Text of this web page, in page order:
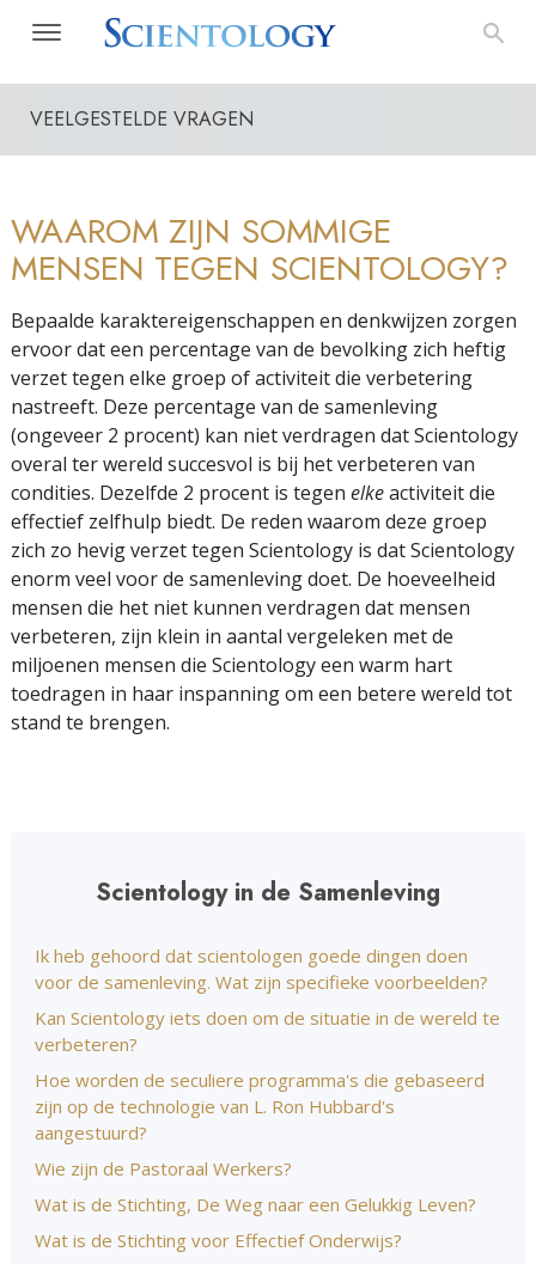
VEELGESTELDE VRAGEN
WAAROM ZIJN SOMMIGE
MENSEN TEGEN SCIENTOLOGY?
Bepaalde karaktereigenschappen en denkwijzen zorgen
ervoor dat een percentage van de bevolking zich heftig
verzet tegen elke groep of activiteit die verbetering
nastreeft. Deze percentage van de samenleving
(ongeveer 2 procent) kan niet verdragen dat Scientology
overal ter wereld succesvol is bij het verbeteren van
condities. Dezelfde 2 procent is tegen elkeactiviteit die
effectief zelfhulp biedt. De reden waarom deze groep
zich zo hevig verzet tegen Scientology is dat Scientology
enorm veel voor de samenleving doet. De hoeveelheid
mensen die het niet kunnen verdragen dat mensen
verbeteren, zijn klein in aantal vergeleken met de
miljoenen mensen die Scientology een warm hart
toedragen in haar inspanning om een betere wereld tot
stand te brengen.
Scientology in de Samenleving
Ik heb gehoord dat scientologen goede dingen doen
voor de samenleving. Wat zijn specifieke voorbeelden?
Kan Scientology iets doen om de situatie in de wereld te
verbeteren?
Hoe worden de seculiere programma's die gebaseerd
zijn op de technologie van L. Ron Hubbard's
aangestuurd?
Wie zijn de Pastoraal Werkers?
Wat is de Stichting, De Weg naar een Gelukkig Leven?
Wat is de Stichting voor Effectief Onderwijs?